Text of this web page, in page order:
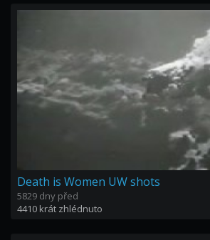
Death is Women UW shots
5829 dny před
4410 krát zhlédnuto